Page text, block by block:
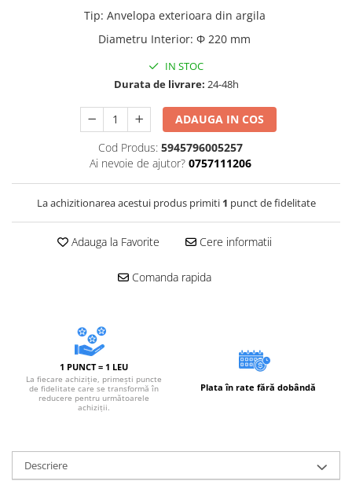
Scule electrice
Polizoare unghiulare
Amestecatoare electrice
Scule de mana
Surubelnite, clesti si chei
Ciocane si topoare
Dalti, spituri, leviere
Accesorii pentru polizare, slefuire
Burghie
Organizatoare
Role abrazive
Unelte electrice speciale
Tip: Anvelopa exterioara din argila
Diametru Interior: Φ 220 mm
IN STOC
Durata de livrare: 24-48h
ADAUGA IN COS
Cod Produs: 5945796005257
Ai nevoie de ajutor? 0757111206
La achizitionarea acestui produs primiti 1 punct de fidelitate
Adauga la Favorite Cere informatii
Comanda rapida
1 PUNCT = 1 LEU
La fiecare achiziție, primești puncte
de fidelitate care se transformă în
reducere pentru următoarele
achiziții.
Plata în rate fără dobândă
Descriere